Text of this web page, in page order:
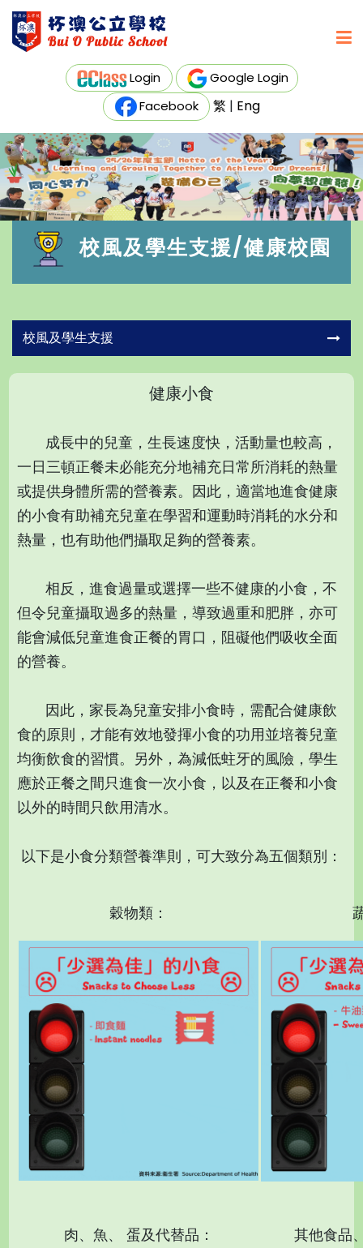
Login
Google Login
Facebook
繁 | Eng
校風及學生支援/健康校園
校風及學生支援
健康小食
成長中的兒童，生長速度快，活動量也較高，
一日三頓正餐未必能充分地補充日常所消耗的熱量
或提供身體所需的營養素。因此，適當地進食健康
的小食有助補充兒童在學習和運動時消耗的水分和
熱量，也有助他們攝取足夠的營養素。
相反，進食過量或選擇一些不健康的小食，不
但令兒童攝取過多的熱量，導致過重和肥胖，亦可
能會減低兒童進食正餐的胃口，阻礙他們吸收全面
的營養。
因此，家長為兒童安排小食時，需配合健康飲
食的原則，才能有效地發揮小食的功用並培養兒童
均衡飲食的習慣。另外，為減低蛀牙的風險，學生
應於正餐之間只進食一次小食，以及在正餐和小食
以外的時間只飲用清水。
以下是小食分類營養準則，可大致分為五個類別：
穀物類：
肉、魚、 蛋及代替品： 其他食品